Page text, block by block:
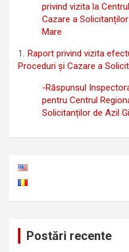
privind vizita la
Cazare a
Mare
1. Raport privind vizita
Proceduri și Cazare a
-Răspunsul
pentru Centrul
Solicitanților de Azil
Postări recente